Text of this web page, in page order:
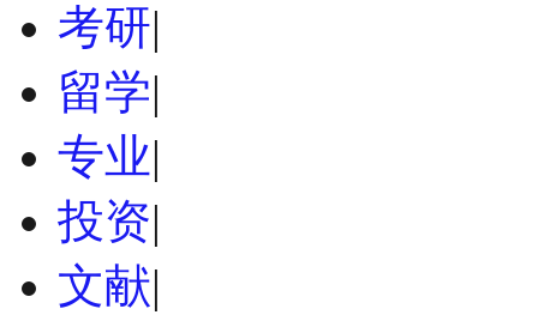
考研|
留学|
专业|
投资|
文献|